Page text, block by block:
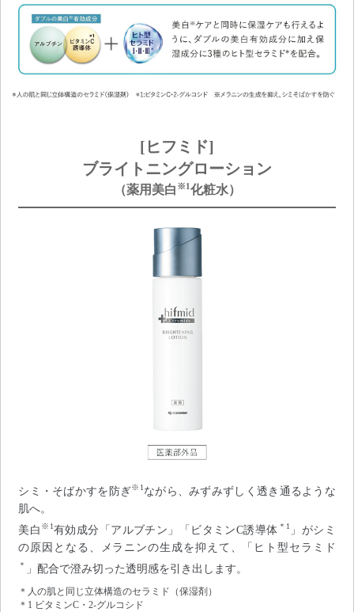
[ヒフミド]
ブライトニングローション
（薬用美白 ※1 化粧水）
シミ・そばかすを防ぎ※1ながら、みずみずしく透き通るような
肌へ。
美白 ※1有効成分「アルブチン」「ビタミンC誘導体 ＊1
」がシミ
の原因となる、メラニンの生成を抑えて、「ヒト型セラミド
＊ 」配合で澄み切った透明感を引き出します。
＊人の肌と同じ立体構造のセラミド（保湿剤）
＊1 ビタミンC・2-グルコシド